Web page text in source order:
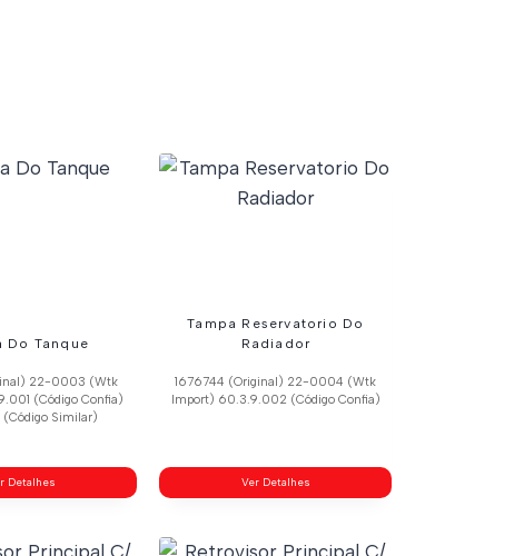
Do Tanque
22-0003 (Wtk
(Código Confia)
(Código Similar)
Detalhes
Tampa Reservatorio Do
Radiador
1676744 (Original) 22-0004 (Wtk
Import) 60.3.9.002 (Código Confia)
Ver Detalhes